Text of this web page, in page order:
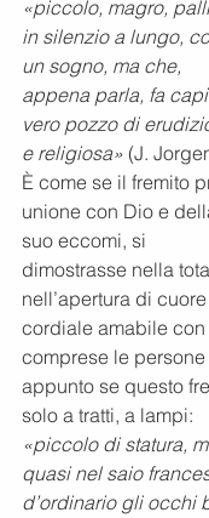
«piccolo, magro,
in silenzio a lungo,
un sogno, ma che,
appena parla, fa
vero pozzo di
e religiosa» (J.
È come se il fremito
unione con Dio e
suo eccomi, si
dimostrasse nella
nell’apertura di
cordiale amabile con
comprese le
appunto se questo
solo a tratti, a lampi:
«piccolo di statura,
quasi nel saio
d’ordinario gli occhi